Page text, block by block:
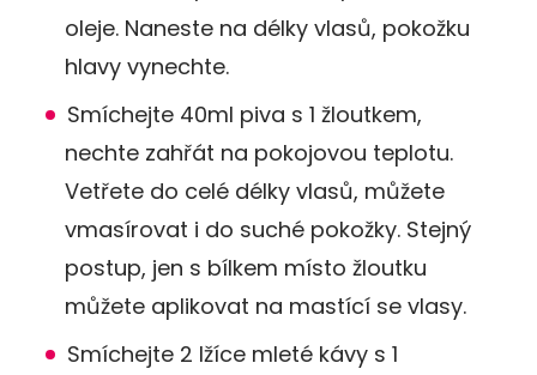
oleje. Naneste na délky vlasů, pokožku
hlavy vynechte.
Smíchejte 40ml piva s 1 žloutkem,
nechte zahřát na pokojovou teplotu.
Vetřete do celé délky vlasů, můžete
vmasírovat i do suché pokožky. Stejný
postup, jen s bílkem místo žloutku
můžete aplikovat na mastící se vlasy.
Smíchejte 2 lžíce mleté kávy s 1